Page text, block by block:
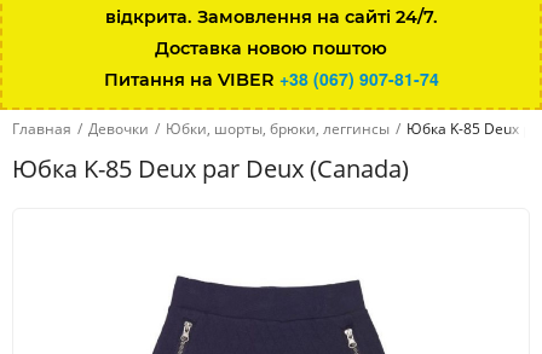
відкрита. Замовлення на сайті 24/7.
Доставка новою поштою
Питання на VIBER +38 (067) 907-81-74
Главная / Девочки / Юбки, шорты, брюки, леггинсы / Юбка K-85 Deux
Юбка K-85 Deux par Deux (Canada)